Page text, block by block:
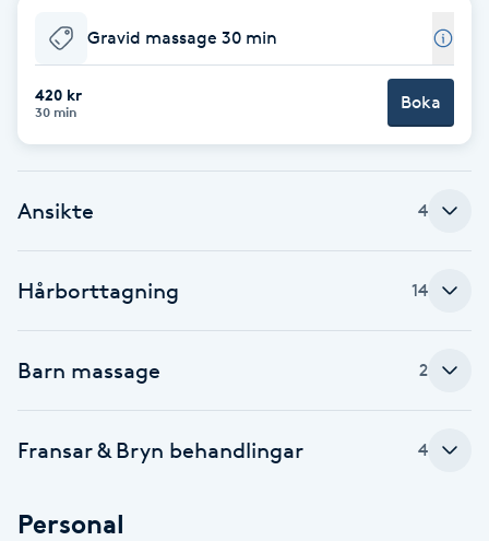
Fransar
Fransborttagning
Fransförlängning
Fransförlängning Volym
Fransk manikyr
Gravid massage 30 min
420 kr
30 min Boka
Ansikte 4
Hårborttagning 14
Barn massage 2
Fransar & Bryn behandlingar 4
Personal